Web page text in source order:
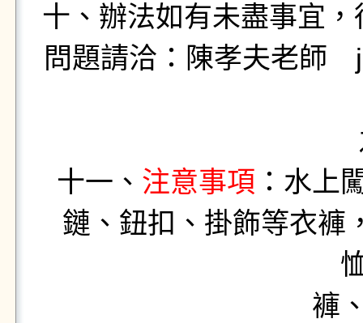
十、辦法如有未盡事宜
問題請洽：陳孝夫老師
之保險
十一、 注意事項 ：水上
鏈、鈕扣、掛飾等衣褲
褲、泳衣、